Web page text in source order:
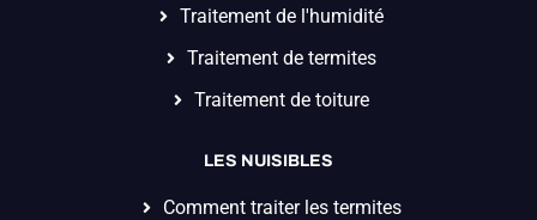
Traitement de l'humidité
Traitement de termites
Traitement de toiture
LES NUISIBLES
Comment traiter les termites